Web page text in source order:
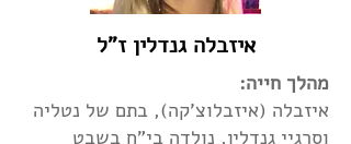
איזבלה גנדלין ז"ל
מהלך חייה:
איזבלה (איזבלוצ'קה), בתם של נטליה
וסרגיי גנדלין, נולדה בי"ח בשבט